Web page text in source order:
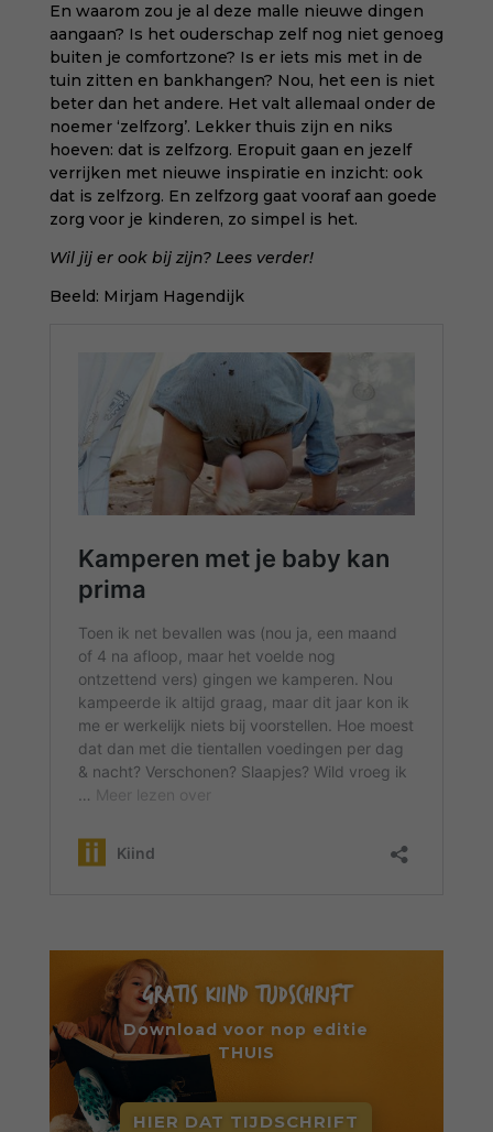
En waarom zou je al deze malle nieuwe dingen
aangaan? Is het ouderschap zelf nog niet genoeg
buiten je comfortzone? Is er iets mis met in de
tuin zitten en bankhangen? Nou, het een is niet
beter dan het andere. Het valt allemaal onder de
noemer ‘zelfzorg’. Lekker thuis zijn en niks
hoeven: dat is zelfzorg. Eropuit gaan en jezelf
verrijken met nieuwe inspiratie en inzicht: ook
dat is zelfzorg. En zelfzorg gaat vooraf aan goede
zorg voor je kinderen, zo simpel is het.
Wil jij er ook bij zijn? Lees verder!
Beeld: Mirjam Hagendijk
GRATIS KIIND TIJDSCHRIFT
Download voor nop editie
THUIS
HIER DAT TIJDSCHRIFT